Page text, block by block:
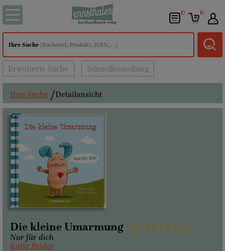
0 0
Ihre Suche (Buchtitel, Produkt, ISBN, ...)
Erweiterte Suche Schnellbestellung
Ihre Suche Detailansicht
Die kleine Umarmung
Nur für dich
Katja Reider